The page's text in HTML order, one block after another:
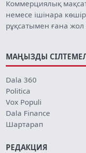
Коммерциялық
немесе ішінара
рұқсатымен ғана жол
МАҢЫЗДЫ
Dala 360
Politica
Vox Populi
Dala Finance
Шартарап
РЕДАКЦИЯ